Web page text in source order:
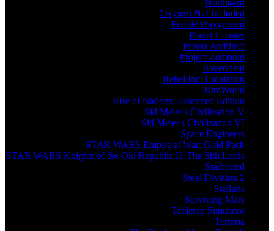
Northgard
Oxygen Not Included
People Playground
Planet Coaster
Prison Architect
Project Zomboid
Ravenfield
Rebel Inc: Escalation
RimWorld
Rise of Nations: Extended Edition
Sid Meier's Civilization V
Sid Meier's Civilization VI
Space Engineers
STAR WARS Empire at War: Gold Pack
STAR WARS Knights of the Old Republic II: The Sith Lords
Starbound
Steel Division 2
Stellaris
Surviving Mars
Tabletop Simulator
Terraria